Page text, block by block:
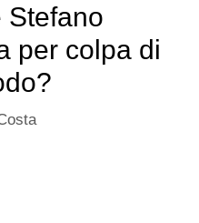
Stefano
per colpa di